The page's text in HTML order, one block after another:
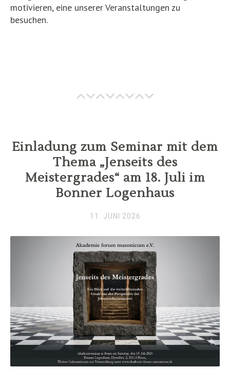
motivieren, eine unserer Veranstaltungen zu
besuchen.
Einladung zum Seminar mit dem
Thema „Jenseits des
Meistergrades“ am 18. Juli im
Bonner Logenhaus
11. JUNI 2026